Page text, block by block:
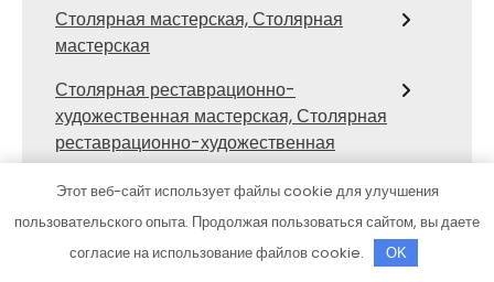
Столярная мастерская, Столярная
мастерская
Столярная реставрационно-
художественная мастерская, Столярная
реставрационно-художественная
мастерская
Стс-автомобили, официальный дилер
Этот веб-сайт использует файлы cookie для улучшения
пользовательского опыта. Продолжая пользоваться сайтом, вы даете
согласие на использование файлов cookie.
OK